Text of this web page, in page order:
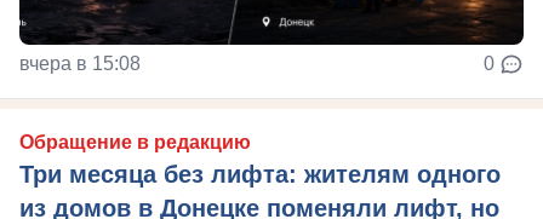
вчера в 15:08 0
Обращение в редакцию
Три месяца без лифта: жителям одного
из домов в Донецке поменяли лифт, но